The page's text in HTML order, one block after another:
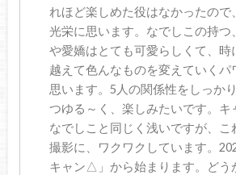
れほど楽しめた役はなかったので
光栄に思います。なでしこの持つ
や愛嬌はとても可愛らしくて、時
越えて色んなものを変えていくパ
思います。5人の関係性をしっか
つゆる～く、楽しみたいです。キ
なでしこと同じく浅いですが、こ
撮影に、ワクワクしています。
キャン△」から始まります。どう